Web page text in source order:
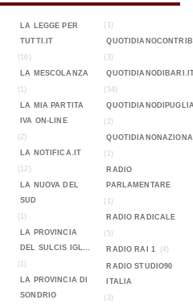
LA LEGGE PER
TUTTI.IT
(16)
LA MESCOLANZA
(1)
LA MIA PARTITA
IVA ON-LINE
(2)
LA NOTIFICA.IT
(12)
LA NUOVA DEL
SUD
(1)
LA PROVINCIA
DEL SULCIS IGL...
(1)
LA PROVINCIA DI
SONDRIO
(1)
(3)
(54)
(2)
(1)
RADIO
PARLAMENTARE
(1)
RADIO RADICALE
(5)
RADIO RAI 1
(4)
RADIO STUDIO90
ITALIA
(3)